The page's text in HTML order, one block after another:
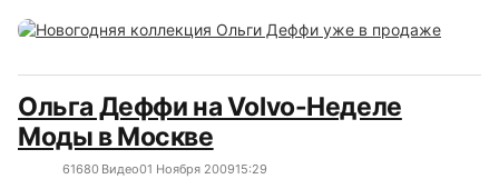
Ольга Деффи на Volvo-Неделе
Моды в Москве
61680 Видео01 Ноября 200915:29